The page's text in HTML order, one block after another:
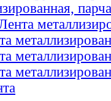
парча